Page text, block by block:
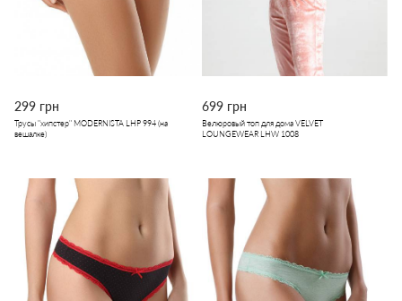
299 грн
Трусы "хипстер" MODERNISTA LHP 994 (на
вешалке)
699 грн
Велюровый топ для дома VELVET
LOUNGEWEAR LHW 1008